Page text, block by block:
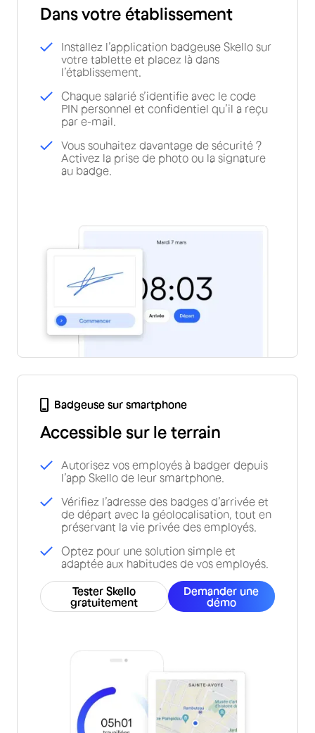
Dans votre établissement
Installez l’application badgeuse Skello sur
votre tablette et placez là dans
l’établissement.
Chaque salarié s’identifie avec le code
PIN personnel et confidentiel qu’il a reçu
par e-mail.
Vous souhaitez davantage de sécurité ?
Activez la prise de photo ou la signature
au badge.
Badgeuse sur smartphone
Accessible sur le terrain
Autorisez vos employés à badger depuis
l’app Skello de leur smartphone.
Vérifiez l’adresse des badges d’arrivée et
de départ avec la géolocalisation, tout en
préservant la vie privée des employés.
Optez pour une solution simple et
adaptée aux habitudes de vos employés.
Tester Skello
gratuitement
Demander une
démo